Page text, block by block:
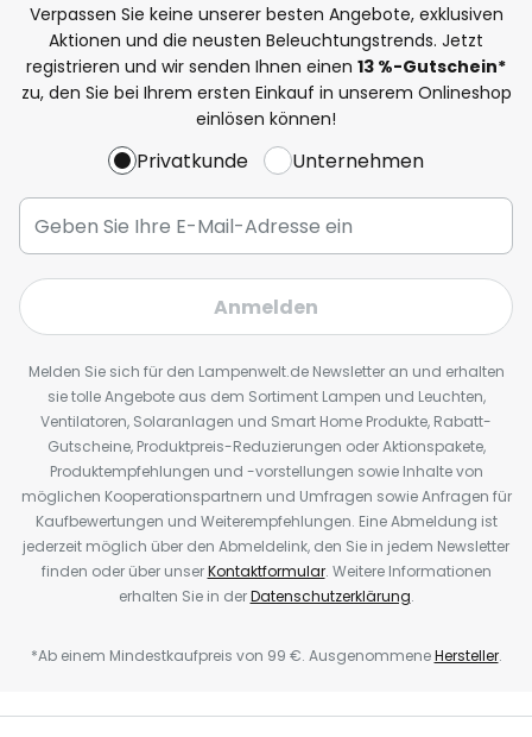
Verpassen Sie keine unserer besten Angebote, exklusiven
Aktionen und die neusten Beleuchtungstrends. Jetzt
registrieren und wir senden Ihnen einen 13 %-Gutschein*
zu, den Sie bei Ihrem ersten Einkauf in unserem Onlineshop
einlösen können!
Privatkunde Unternehmen
Anmelden
Melden Sie sich für den Lampenwelt.de Newsletter an und erhalten
sie tolle Angebote aus dem Sortiment Lampen und Leuchten,
Ventilatoren, Solaranlagen und Smart Home Produkte, Rabatt-
Gutscheine, Produktpreis-Reduzierungen oder Aktionspakete,
Produktempfehlungen und -vorstellungen sowie Inhalte von
möglichen Kooperationspartnern und Umfragen sowie Anfragen für
Kaufbewertungen und Weiterempfehlungen. Eine Abmeldung ist
jederzeit möglich über den Abmeldelink, den Sie in jedem Newsletter
finden oder über unserKontaktformular. Weitere Informationen
erhalten Sie in derDatenschutzerklärung.
*Ab einem Mindestkaufpreis von 99 €. AusgenommeneHersteller.